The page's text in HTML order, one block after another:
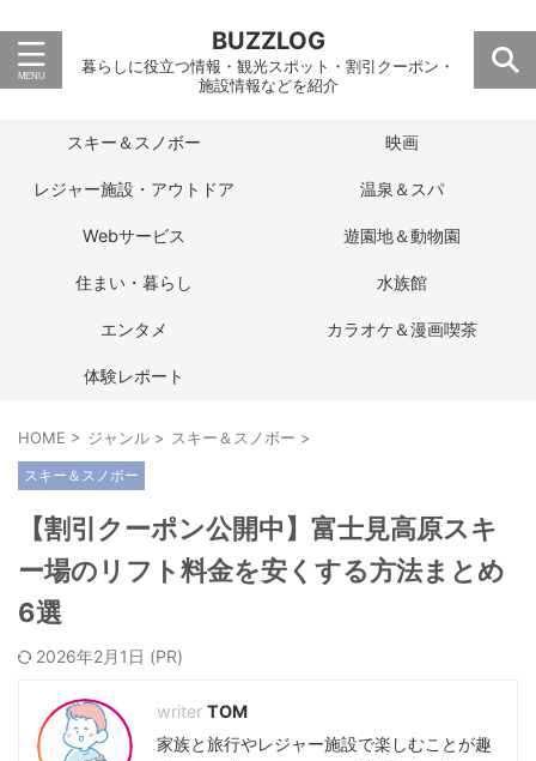
BUZZLOG
暮らしに役立つ情報・観光スポット・割引クーポン・
施設情報などを紹介
スキー＆スノボー 映画
レジャー施設・アウトドア 温泉＆スパ
Webサービス 遊園地＆動物園
住まい・暮らし 水族館
エンタメ カラオケ＆漫画喫茶
体験レポート
HOME > ジャンル > スキー＆スノボー >
スキー＆スノボー
【割引クーポン公開中】富士見高原スキ
ー場のリフト料金を安くする方法まとめ
6選
2026年2月1日
TOM
家族と旅行やレジャー施設で楽しむことが趣